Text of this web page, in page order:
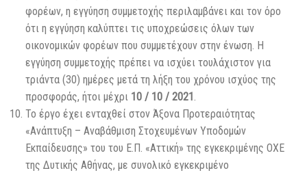
φορέων, η εγγύηση συμμετοχής περιλαμβάνει και τον όρο
ότι η εγγύηση καλύπτει τις υποχρεώσεις όλων των
οικονομικών φορέων που συμμετέχουν στην ένωση. Η
εγγύηση συμμετοχής πρέπει να ισχύει τουλάχιστον για
τριάντα (30) ημέρες μετά τη λήξη του χρόνου ισχύος της
προσφοράς, ήτοι μέχρι 10 / 10 / 2021 .
Το έργο έχει ενταχθεί στον Άξονα Προτεραιότητας
«Ανάπτυξη – Αναβάθμιση Στοχευμένων Υποδομών
Εκπαίδευσης» του του Ε.Π. «Αττική» της εγκεκριμένης ΟΧΕ
της Δυτικής Αθήνας, με συνολικό εγκεκριμένο